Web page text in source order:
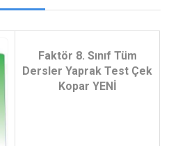
Faktör 8. Sınıf Tüm
Dersler Yaprak Test Çek
Kopar YENİ